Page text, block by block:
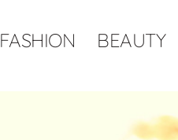
FASHION BEAUTY